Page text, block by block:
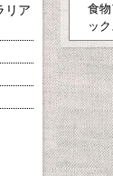
リア
食
ック